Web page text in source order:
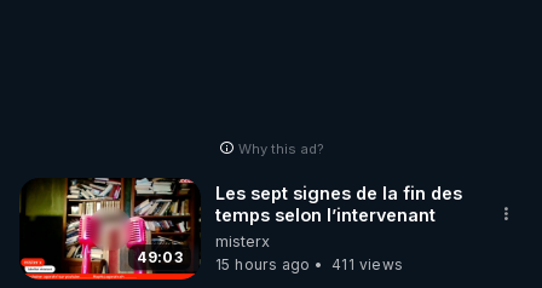
Why this ad?
49:03
Les sept signes de la fin des
temps selon l’intervenant
misterx
15 hours ago
411 views